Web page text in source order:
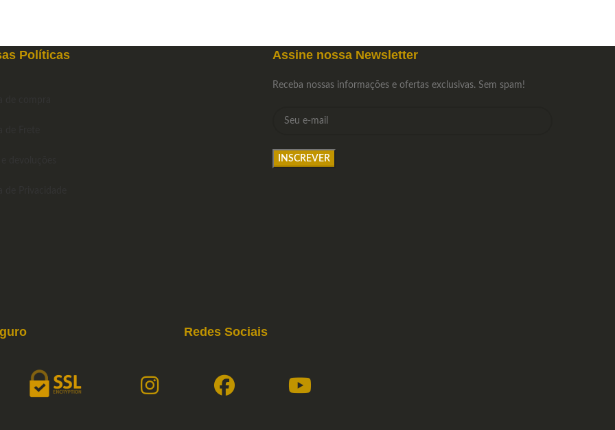
Políticas Assine nossa Newsletter
Receba nossas informações e ofertas exclusivas. Sem spam!
Redes Sociais